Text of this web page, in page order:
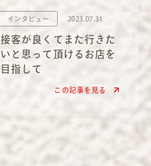
インタビュー 2023.07.31
接客が良くてまた行きた
いと思って頂けるお店を
目指して
この記事を見る